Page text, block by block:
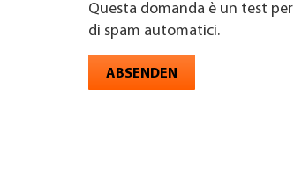
Questa domanda è un test
di spam automatici.
ABSENDEN